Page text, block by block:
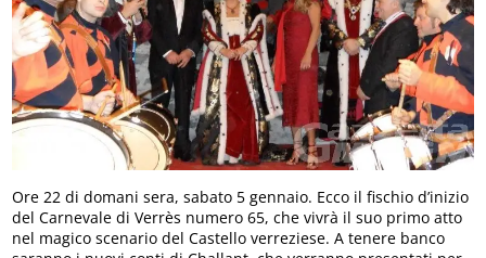
Ore 22 di domani sera, sabato 5 gennaio. Ecco il fischio d’inizio
del Carnevale di Verrès numero 65, che vivrà il suo primo atto
nel magico scenario del Castello verreziese. A tenere banco